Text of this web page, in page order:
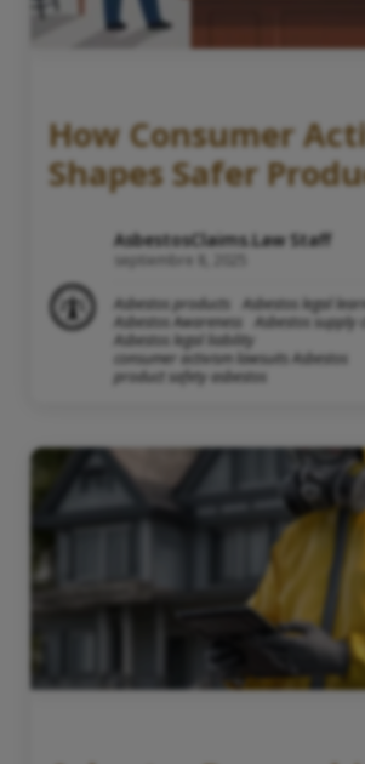
How Consumer
Shapes Safer
AsbestosClaims.Law Staff
septiembre 8, 2025
Asbestos products
Asbestos legal
Asbestos Awareness
Asbestos supply
Asbestos legal liability
consumer activism lawsuits Asbestos
product safety asbestos